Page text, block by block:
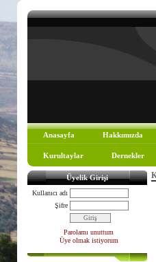
Anasayfa Hakkımızda
Kurultaylar Dernekler
Üyelik Girişi
Kullanıcı adı
Şifre
Parolamı unuttum
Üye olmak istiyorum